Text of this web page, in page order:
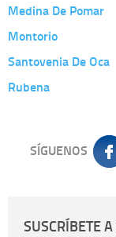
Medina De Pomar
Montorio
Santovenia De Oca
Rubena
SÍGUENOS
SUSCRÍBETE